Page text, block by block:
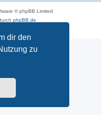
dir den
zu
© phpBB Limited
phpBB.de